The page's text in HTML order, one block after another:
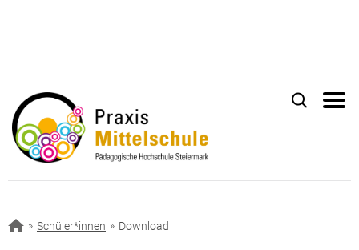
Schüler*innen Download